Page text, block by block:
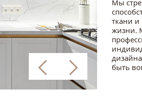
Мы
ткани
жизни.
быть